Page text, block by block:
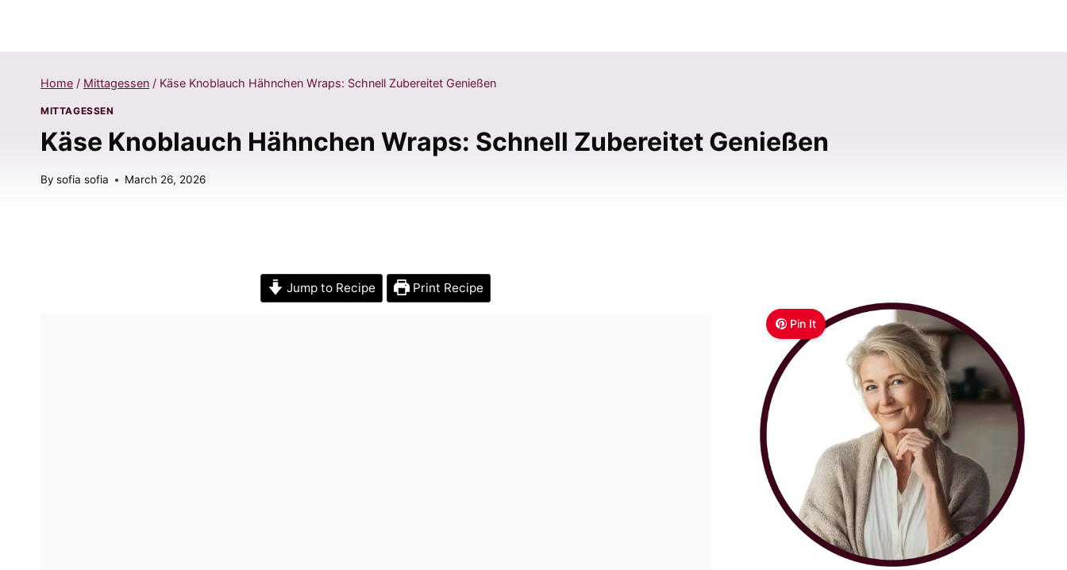
Home / Mittagessen / Käse Knoblauch Hähnchen Wraps: Schnell Zubereitet Genießen
MITTAGESSEN
Käse Knoblauch Hähnchen Wraps: Schnell Zubereitet Genießen
By sofia sofia March 26, 2026
Jump to Recipe Print Recipe
Pin It